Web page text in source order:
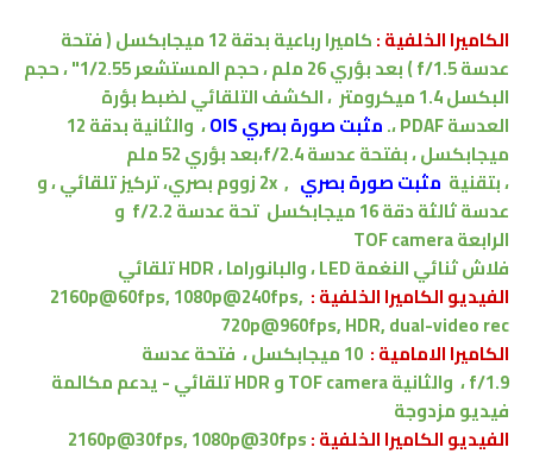
الكاميرا الخلفية :كاميرا رباعيةبدقة
( فتحة
عدسة f/1.5 ) بعد بؤري 26 ملم ، حجم المستشعر 1/2.55" ، حجم
البكسل 1.4
ميكرومتر ،الكشف التلقائي لضبط بؤرة
العدسة PDAF
،.مثبت صورة بصري OIS ،
والثانية بدقة 12
ميجابكسل، بفتحة عدسة f/2.4،
بعد بؤري 52 ملم
،بتقنية مثبت صورة بصري , تركيز تلقائي،و
عدسة ثالثةدقة
تحة عدسة f/2.2 و
الرابعة TOF camera
فلاش ثنائي النغمة LED ،
والبانوراما، HDR تلقائي
الفيديو الكاميرا الخلفية : 2160p@60fps, 1080p@240fps,
720p@960fps, HDR, dual-video rec
الكاميرا الامامية :
10 ميجابكسل ، فتحة عدسة
f/1.9، والثانيةTOF cameraوHDRتلقائي -يدعممكالمة
فيديو مزدوجة
الفيديو الكاميرا الخلفية :2160p@30fps, 1080p@30fps